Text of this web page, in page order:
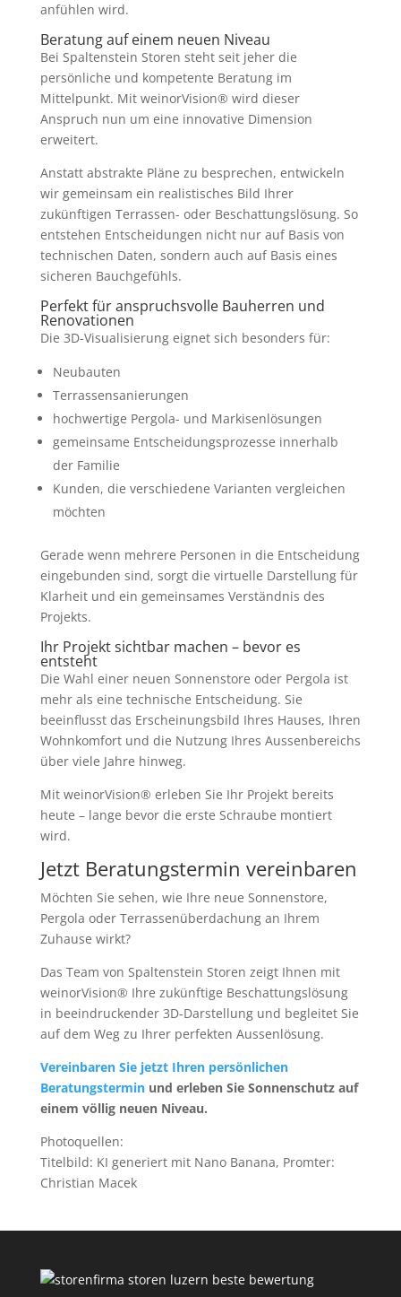
anfühlen wird.
Beratung auf einem neuen Niveau
Bei Spaltenstein Storen steht seit jeher die
persönliche und kompetente Beratung im
Mittelpunkt. Mit weinorVision® wird dieser
Anspruch nun um eine innovative Dimension
erweitert.
Anstatt abstrakte Pläne zu besprechen, entwickeln
wir gemeinsam ein realistisches Bild Ihrer
zukünftigen Terrassen- oder Beschattungslösung. So
entstehen Entscheidungen nicht nur auf Basis von
technischen Daten, sondern auch auf Basis eines
sicheren Bauchgefühls.
Perfekt für anspruchsvolle Bauherren und
Renovationen
Die 3D-Visualisierung eignet sich besonders für:
Neubauten
Terrassensanierungen
hochwertige Pergola- und Markisenlösungen
gemeinsame Entscheidungsprozesse innerhalb
der Familie
Kunden, die verschiedene Varianten vergleichen
möchten
Gerade wenn mehrere Personen in die Entscheidung
eingebunden sind, sorgt die virtuelle Darstellung für
Klarheit und ein gemeinsames Verständnis des
Projekts.
Ihr Projekt sichtbar machen – bevor es
entsteht
Die Wahl einer neuen Sonnenstore oder Pergola ist
mehr als eine technische Entscheidung. Sie
beeinflusst das Erscheinungsbild Ihres Hauses, Ihren
Wohnkomfort und die Nutzung Ihres Aussenbereichs
über viele Jahre hinweg.
Mit weinorVision® erleben Sie Ihr Projekt bereits
heute – lange bevor die erste Schraube montiert
wird.
Jetzt Beratungstermin vereinbaren
Möchten Sie sehen, wie Ihre neue Sonnenstore,
Pergola oder Terrassenüberdachung an Ihrem
Zuhause wirkt?
Das Team von Spaltenstein Storen zeigt Ihnen mit
weinorVision® Ihre zukünftige Beschattungslösung
in beeindruckender 3D-Darstellung und begleitet Sie
auf dem Weg zu Ihrer perfekten Aussenlösung.
Vereinbaren Sie jetzt Ihren persönlichen
Beratungsterminund erleben Sie Sonnenschutz auf
einem völlig neuen Niveau.
Photoquellen:
Titelbild: KI generiert mit Nano Banana, Promter:
Christian Macek